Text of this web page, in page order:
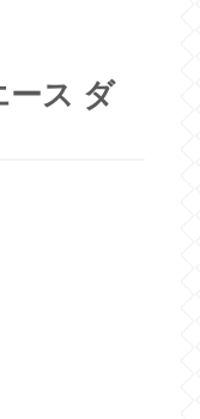
ース ダ